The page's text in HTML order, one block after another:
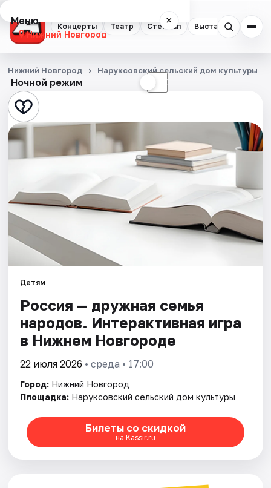
Концерты Театр Стендап Выставки
Меню ×
Нижний Новгород
Концерты
Театр
Стендап
Экскурсии
События
Города
Площадки
Артисты
Рейтинги
Ночной режим ☾
Нижний Новгород Наруксовский сельский дом культуры
Детям
Россия — дружная семья
народов. Интерактивная игра
в Нижнем Новгороде
22 июля 2026 • среда • 17:00
Город: Нижний Новгород
Площадка: Наруксовский сельский дом культуры
Билеты со скидкой
на Kassir.ru